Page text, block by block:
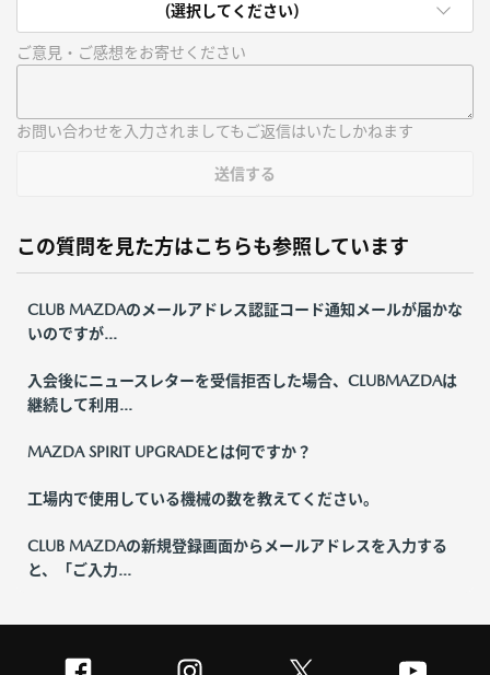
(選択してください)
ご意見・ご感想をお寄せください
お問い合わせを入力されましてもご返信はいたしかねます
送信する
この質問を見た方はこちらも参照しています
CLUB MAZDAのメールアドレス認証コード通知メールが届かな
いのですが...
入会後にニュースレターを受信拒否した場合、CLUBMAZDAは
継続して利用...
MAZDA SPIRIT UPGRADEとは何ですか？
工場内で使用している機械の数を教えてください。
CLUB MAZDAの新規登録画面からメールアドレスを入力する
と、「ご入力...